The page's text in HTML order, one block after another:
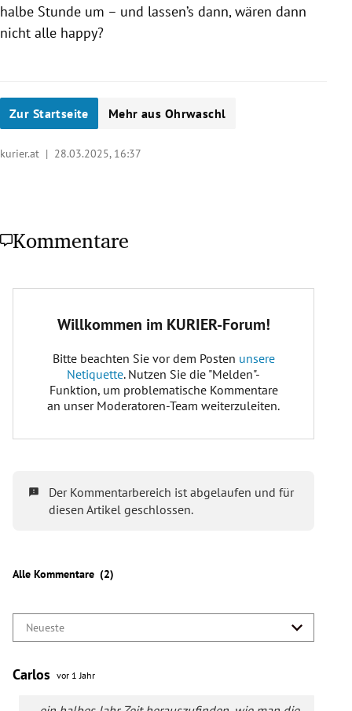
halbe Stunde um – und lassen’s dann, wären dann
nicht alle happy?
Zur Startseite Mehr aus Ohrwaschl
kurier.at | 28.03.2025, 16:37
Kommentare